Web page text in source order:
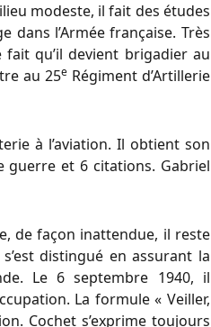
modeste, il fait des études
dans l’Armée française. Très
qu’il devient brigadier au
au 25eRégiment d’Artillerie
à l’aviation. Il obtient son
guerre et 6 citations. Gabriel
de façon inattendue, il reste
distingué en assurant la
Le 6 septembre 1940, il
La formule « Veiller,
Cochet s’exprime toujours